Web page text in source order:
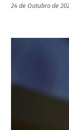
24 de Outubro de